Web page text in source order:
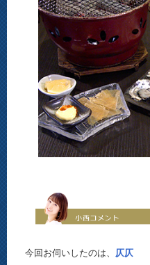
今回お伺いしたのは、 仄仄